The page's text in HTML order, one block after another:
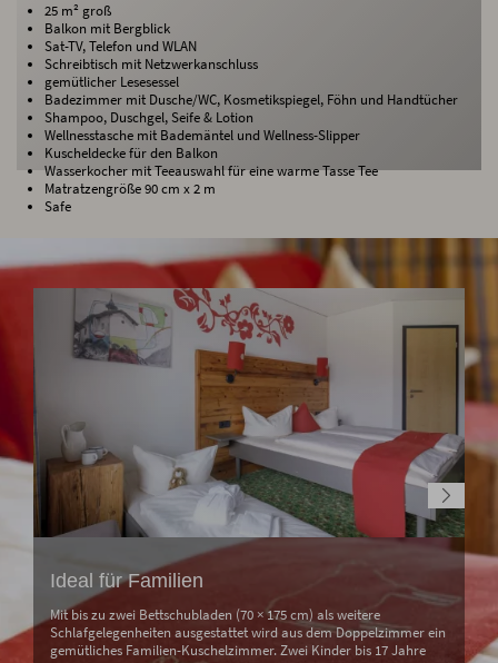
25 m² groß
Balkon mit Bergblick
Sat-TV, Telefon und WLAN
Schreibtisch mit Netzwerkanschluss
gemütlicher Lesesessel
Badezimmer mit Dusche/WC, Kosmetikspiegel, Föhn und Handtücher
Shampoo, Duschgel, Seife & Lotion
Wellnesstasche mit Bademäntel und Wellness-Slipper
Kuscheldecke für den Balkon
Wasserkocher mit Teeauswahl für eine warme Tasse Tee
Matratzengröße 90 cm x 2 m
Safe
Ideal für Familien
Mit bis zu zwei Bettschubladen (70 × 175 cm) als weitere
Schlafgelegenheiten ausgestattet wird aus dem Doppelzimmer ein
gemütliches Familien-Kuschelzimmer. Zwei Kinder bis 17 Jahre